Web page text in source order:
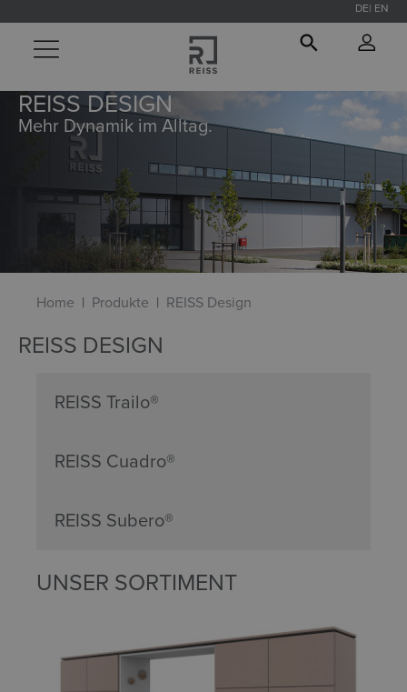
springen
DE EN
REISS DESIGN
Mehr Dynamik im Alltag.
Home Produkte REISS Design
REISS DESIGN
REISS Trailo®
REISS Cuadro®
REISS Subero®
UNSER SORTIMENT